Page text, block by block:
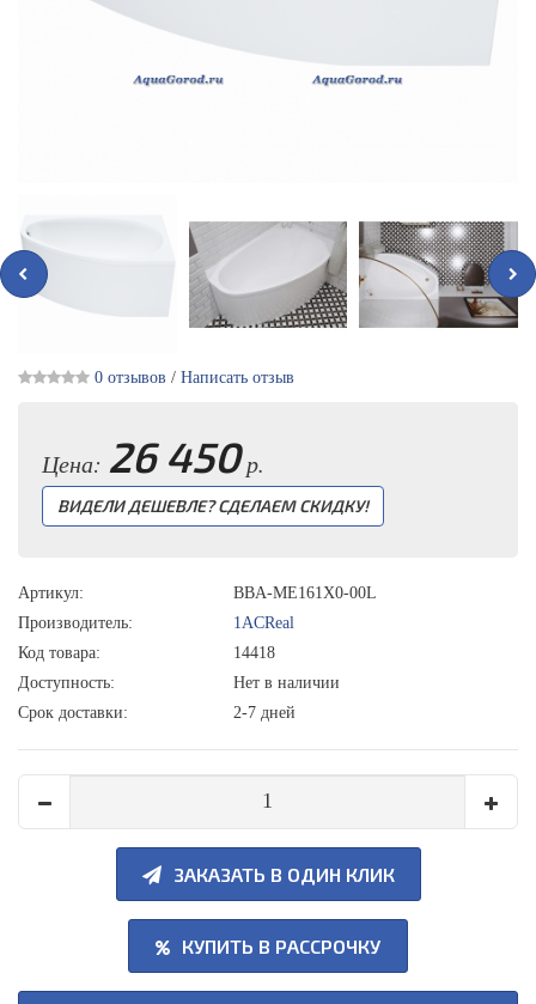
0 отзывов / Написать отзыв
Цена: 26 450р.
ВИДЕЛИ ДЕШЕВЛЕ? СДЕЛАЕМ СКИДКУ!
Артикул:
BBA-ME161X0-00L
Производитель:
1ACReal
Код товара:
14418
Доступность:
Нет в наличии
Срок доставки:
2-7 дней
ЗАКАЗАТЬ В ОДИН КЛИК
КУПИТЬ В РАССРОЧКУ